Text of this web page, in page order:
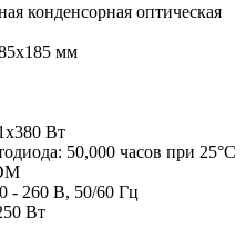
конденсорная оптическая
мм
Вт
50,000 часов при 25°C
- 260 В, 50/60 Гц
Вт